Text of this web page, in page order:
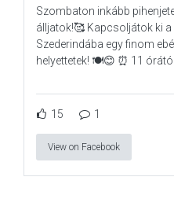
Szombaton inkább
álljatok!🥰 Kapcsoljátok ki a
Szederindába egy finom
helyettetek! 🍽️😊 ⏰ 11 órától
15 1
View on Facebook